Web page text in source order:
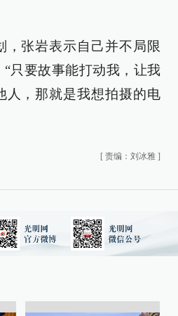
，张岩表示自己并不局限
只要故事能打动我，让我
人，那就是我想拍摄的电
[ 责编：刘冰雅 ]